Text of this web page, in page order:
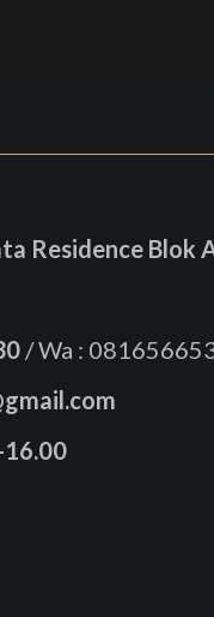
Residence Blok
/ Wa :
16.00